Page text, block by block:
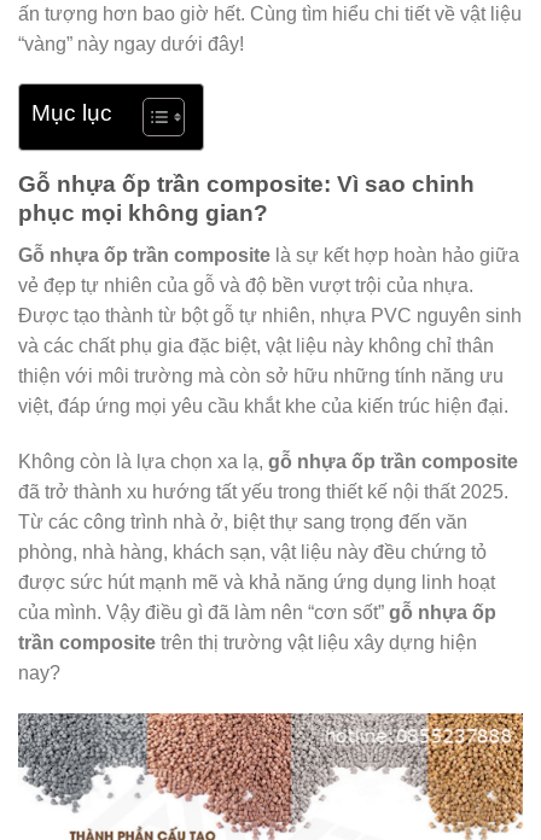
ấn tượng hơn bao giờ hết. Cùng tìm hiểu chi tiết về vật liệu
“vàng” này ngay dưới đây!
Mục lục
Gỗ nhựa ốp trần composite: Vì sao chinh
phục mọi không gian?
Gỗ nhựa ốp trần composite là sự kết hợp hoàn hảo giữa
vẻ đẹp tự nhiên của gỗ và độ bền vượt trội của nhựa.
Được tạo thành từ bột gỗ tự nhiên, nhựa PVC nguyên sinh
và các chất phụ gia đặc biệt, vật liệu này không chỉ thân
thiện với môi trường mà còn sở hữu những tính năng ưu
việt, đáp ứng mọi yêu cầu khắt khe của kiến trúc hiện đại.
Không còn là lựa chọn xa lạ, gỗ nhựa ốp trần composite
đã trở thành xu hướng tất yếu trong thiết kế nội thất 2025.
Từ các công trình nhà ở, biệt thự sang trọng đến văn
phòng, nhà hàng, khách sạn, vật liệu này đều chứng tỏ
được sức hút mạnh mẽ và khả năng ứng dụng linh hoạt
của mình. Vậy điều gì đã làm nên “cơn sốt” gỗ nhựa ốp
trần composite trên thị trường vật liệu xây dựng hiện
nay?